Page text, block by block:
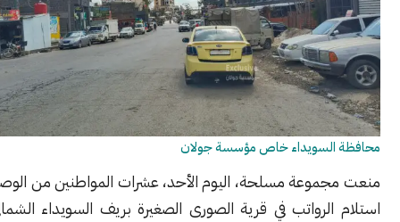
خاص مؤسسة جولان
مسلحة، اليوم الأحد، عشرات المواطنين من الوصول إلى مركز
في قرية الصورى الصغيرة بريف السويداء الشمالي، بعد أن